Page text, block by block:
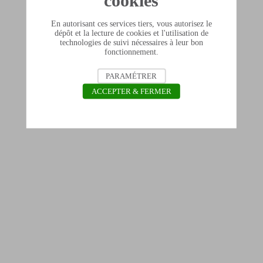
En autorisant ces services tiers, vous autorisez le
dépôt et la lecture de cookies et l'utilisation de
technologies de suivi nécessaires à leur bon
fonctionnement.
PARAMÉTRER
ACCEPTER & FERMER